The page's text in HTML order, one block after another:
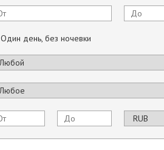
Один день, без ночевки